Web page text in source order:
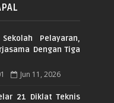
Pelayaran,
Dengan Tiga
Jun 11, 2026
21 Diklat Teknis